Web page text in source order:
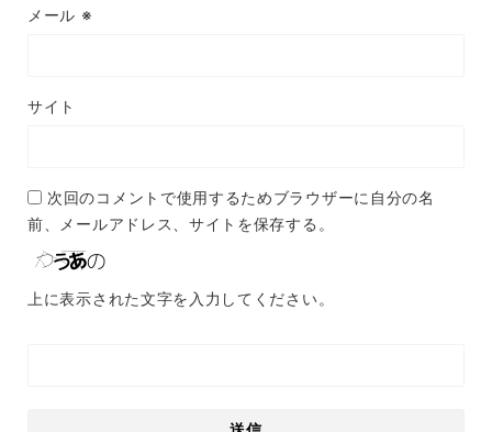
メール ※
サイト
次回のコメントで使用するためブラウザーに自分の名
前、メールアドレス、サイトを保存する。
上に表示された文字を入力してください。